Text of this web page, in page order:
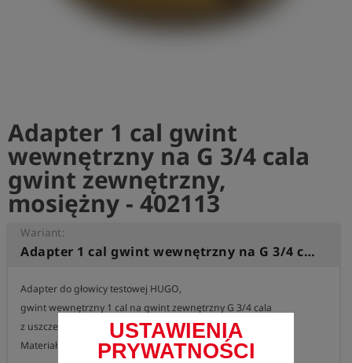
USTAWIENIA
PRYWATNOŚCI
Adapter 1 cal gwint
wewnętrzny na G 3/4 cala
gwint zewnętrzny,
mosiężny - 402113
Wariant:
Adapter 1 cal gwint wewnętrzny na G 3/4 cala gwint zewnętrzny, mosiężny
Adapter do głowicy testowej HUGO,
gwint wewnętrzny 1 cal na gwint zewnętrzny G 3/4 cala
z uszczelnieniem o-ring